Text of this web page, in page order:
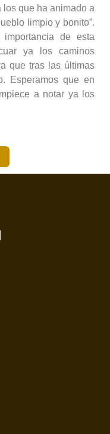
los que ha animado a
limpio y bonito”.
de esta
ya los caminos
que tras las últimas
Esperamos que en
a notar ya los